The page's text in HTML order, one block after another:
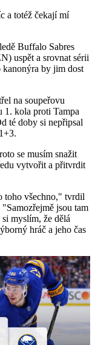
a totéž čekají mí
Buffalo Sabres
uspět a srovnat sérii
kanonýra by jim dost
na soupeřovu
1. kola proti Tampa
té doby si nepřipsal
se musím snažit
vytvořit a přitvrdit
toho všechno," tvrdil
jsou tam
myslím, že dělá
hráč a jeho čas